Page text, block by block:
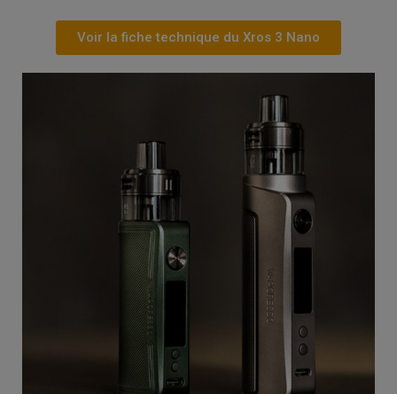
Voir la fiche technique du Xros 3 Nano